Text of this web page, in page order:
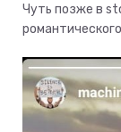
Чуть позже в